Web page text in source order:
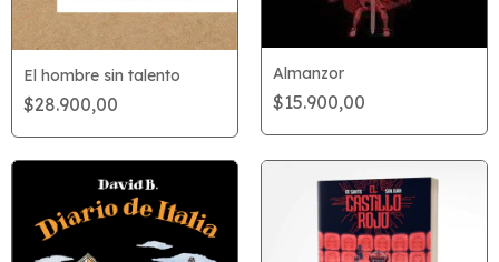
El hombre sin talento
$28.900,00
Almanzor
$15.900,00